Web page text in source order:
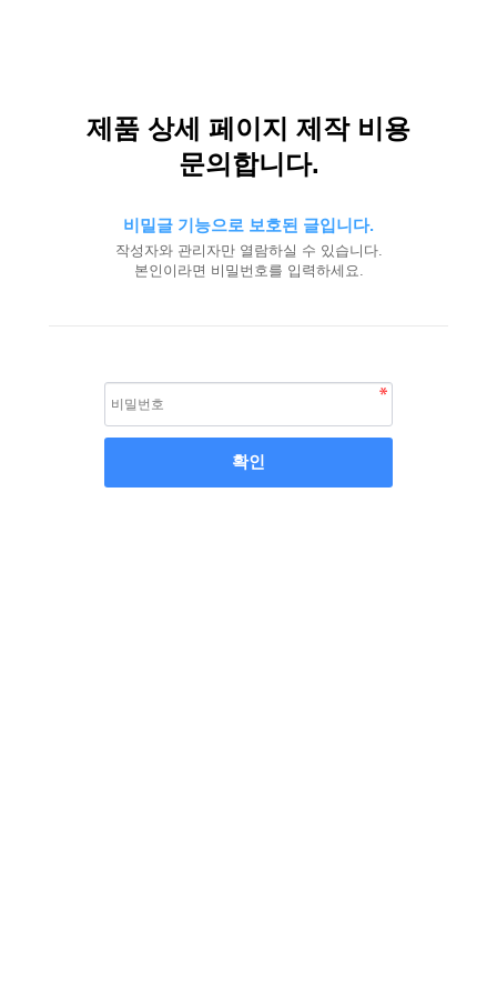
제품 상세 페이지 제작 비용
문의합니다.
비밀글 기능으로 보호된 글입니다.
작성자와 관리자만 열람하실 수 있습니다.
본인이라면 비밀번호를 입력하세요.